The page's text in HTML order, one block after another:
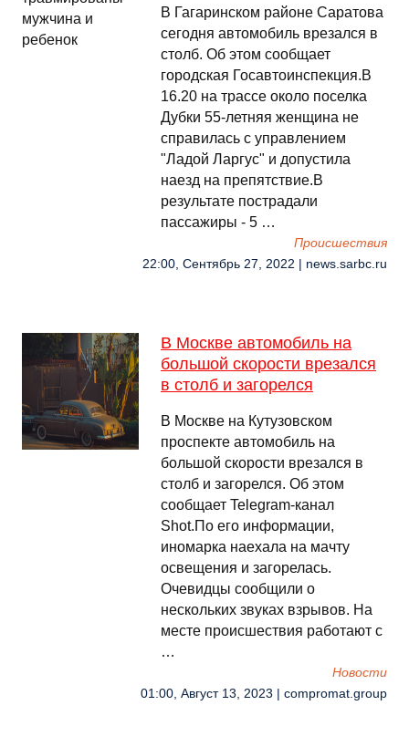
В Гагаринском районе Саратова
сегодня автомобиль врезался в
столб. Об этом сообщает
городская Госавтоинспекция.В
16.20 на трассе около поселка
Дубки 55-летняя женщина не
справилась с управлением
"Ладой Ларгус" и допустила
наезд на препятствие.В
результате пострадали
пассажиры - 5 …
Происшествия
22:00, Сентябрь 27, 2022 | news.sarbc.ru
В Москве автомобиль на
большой скорости врезался
в столб и загорелся
В Москве на Кутузовском
проспекте автомобиль на
большой скорости врезался в
столб и загорелся. Об этом
сообщает Telegram-канал
Shot.По его информации,
иномарка наехала на мачту
освещения и загорелась.
Очевидцы сообщили о
нескольких звуках взрывов. На
месте происшествия работают с
…
Новости
01:00, Август 13, 2023 | compromat.group